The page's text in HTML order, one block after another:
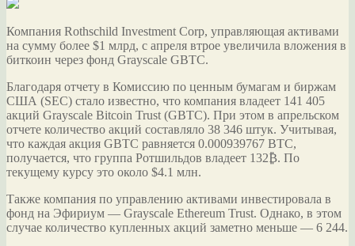
Компания Rothschild Investment Corp, управляющая активами
на сумму более $1 млрд, с апреля втрое увеличила вложения в
биткоин через фонд Grayscale GBTC.
Благодаря отчету в Комиссию по ценным бумагам и биржам
США (SEC) стало известно, что компания владеет 141 405
акций Grayscale Bitcoin Trust (GBTC). При этом в апрельском
отчете количество акций составляло 38 346 штук. Учитывая,
что каждая акция GBTC равняется 0.000939767 BTC,
получается, что группа Ротшильдов владеет 132₿. По
текущему курсу это около $4.1 млн.
Также компания по управлению активами инвестировала в
фонд на Эфириум — Grayscale Ethereum Trust. Однако, в этом
случае количество купленных акций заметно меньше — 6 244.